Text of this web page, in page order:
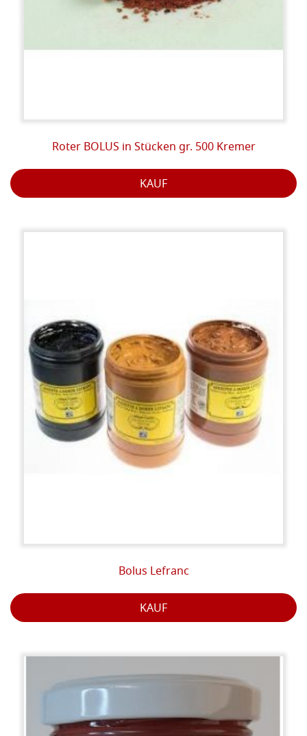
Roter BOLUS in Stücken gr. 500 Kremer
KAUF
Bolus Lefranc
KAUF